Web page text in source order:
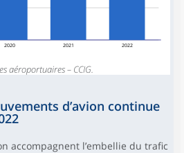
2020 2021 2022
aéroportuaires – CCIG.
d’avion continue
accompagnent l’embellie du trafic